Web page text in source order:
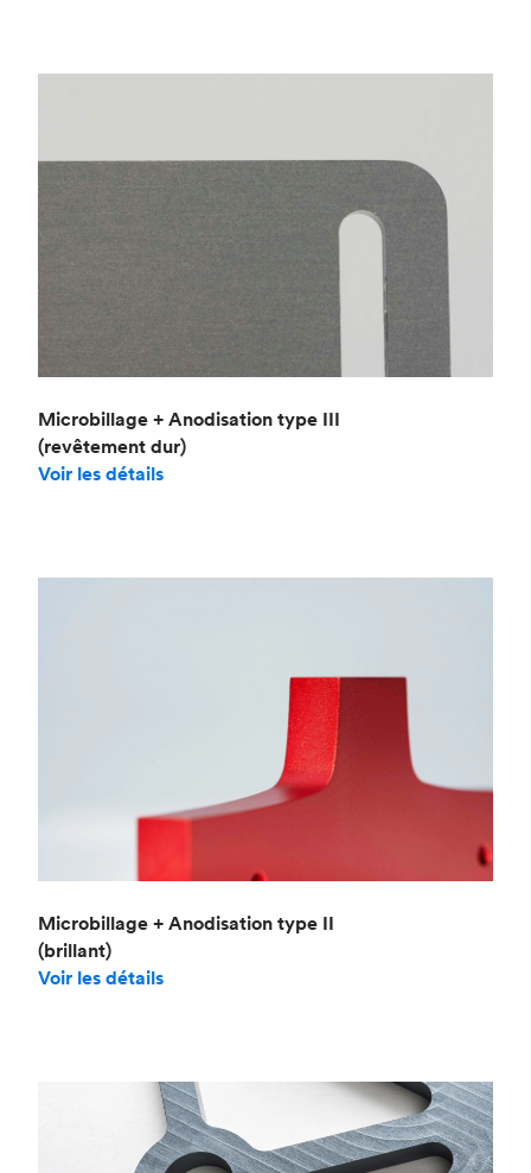
Microbillage + Anodisation type III
(revêtement dur)
Voir les détails
Microbillage + Anodisation type II
(brillant)
Voir les détails